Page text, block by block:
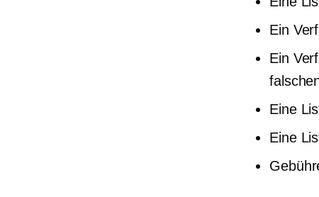
Ein
Ein
Eine
Eine